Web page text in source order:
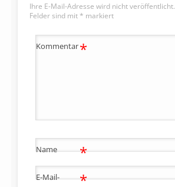
Ihre E-Mail-Adresse wird nicht veröffentlicht.
Felder sind mit * markiert
Kommentar*
Name *
E-Mail- *